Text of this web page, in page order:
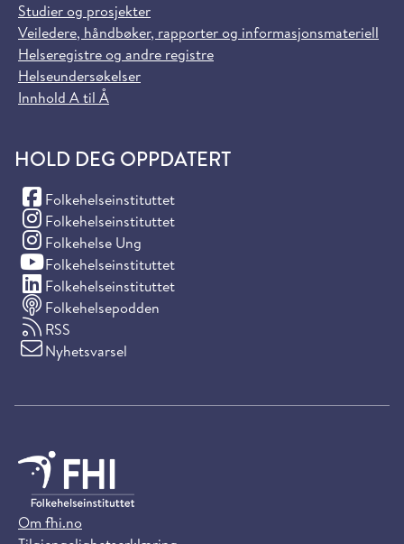
Studier og prosjekter
Veiledere, håndbøker, rapporter og informasjonsmateriell
Helseregistre og andre registre
Helseundersøkelser
Innhold A til Å
HOLD DEG OPPDATERT
Folkehelseinstituttet
(Facebook)
Folkehelseinstituttet
(Instagram)
Folkehelse Ung
(Instagram)
Folkehelseinstituttet
(YouTube)
Folkehelseinstituttet
(LinkedIn)
Folkehelsepodden
RSS
Nyhetsvarsel
Om fhi.no